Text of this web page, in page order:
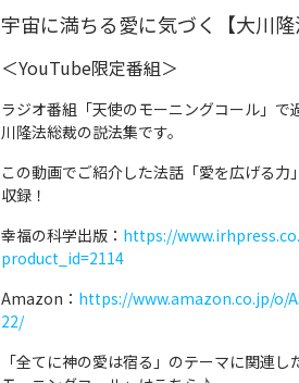
宇宙に満ちる愛に気づく【大川隆
＜YouTube限定番組＞
ラジオ番組「天使のモーニングコール」
川隆法総裁の説法集です。
この動画でご紹介した法話「愛を広げる
収録！
幸福の科学出版： https://
product_id=2114
Amazon： https://www.amazon.co.jp/o/
22/
「全てに神の愛は宿る」のテーマに関連